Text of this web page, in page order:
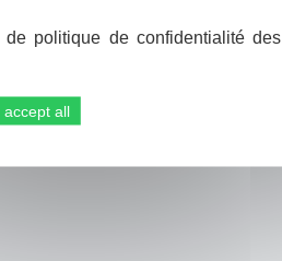
politique de confidentialité des
accept all